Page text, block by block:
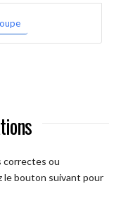
correctes ou
bouton suivant pour